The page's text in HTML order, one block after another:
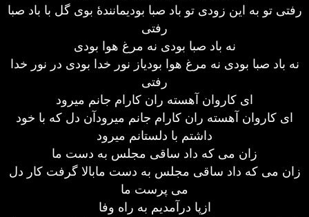
رفتی تو به این زودی تو باد صبا بودیمانندۀ بوی گل با باد صبا
رفتی
نه باد صبا بودی نه مرغ هوا بودی
نه باد صبا بودی نه مرغ هوا بودیاز نور خدا بودی در نور خدا
رفتی
ای کاروان آهسته ران کارام جانم میرود
ای کاروان آهسته ران کارام جانم میرودآن دل که با خود
داشتم با دلستانم میرود
زان می که داد ساقی مجلس به دست ما
زان می که داد ساقی مجلس به دست مابالا گرفت کار دل
می پرست ما
ازپا درآمدیم به راه وفا